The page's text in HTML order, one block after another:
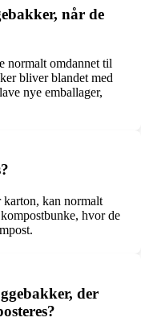
når de
normalt omdannet til
bliver blandet med
nye emballager,
karton, kan normalt
hvor de
der